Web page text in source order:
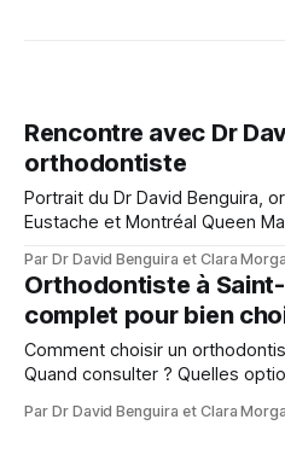
Rencontre avec Dr
orthodontiste
Portrait du Dr David Benguira,
Eustache et Montréal Queen
Par Dr David Benguira et Clara
Orthodontiste à
complet pour bien
Comment choisir un
Quand consulter ? Quelles
Par Dr David Benguira et Clara